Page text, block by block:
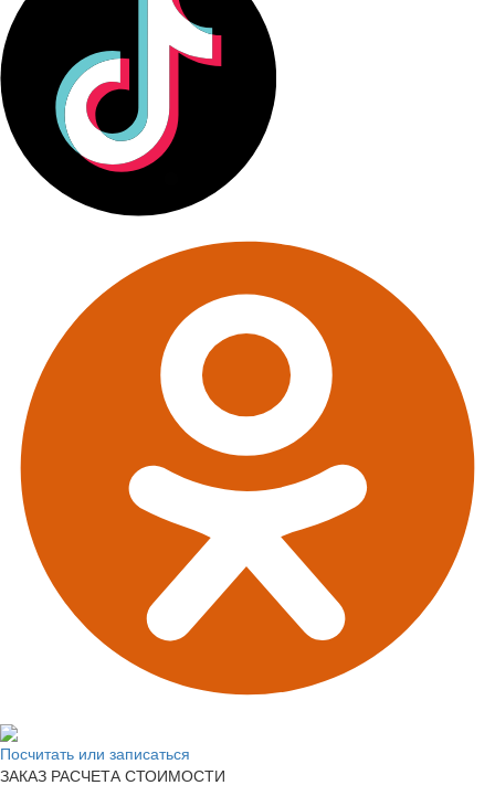
Посчитать или записаться
ЗАКАЗ РАСЧЕТА СТОИМОСТИ